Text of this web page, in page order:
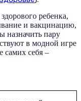
ребенка,
и вакцинацию,
назначить пару
в модной игре
самих себя –